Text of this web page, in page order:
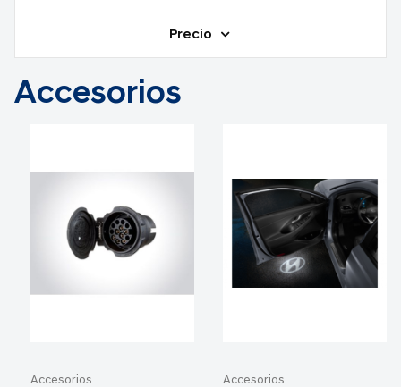
Precio
Accesorios
Accesorios Accesorios